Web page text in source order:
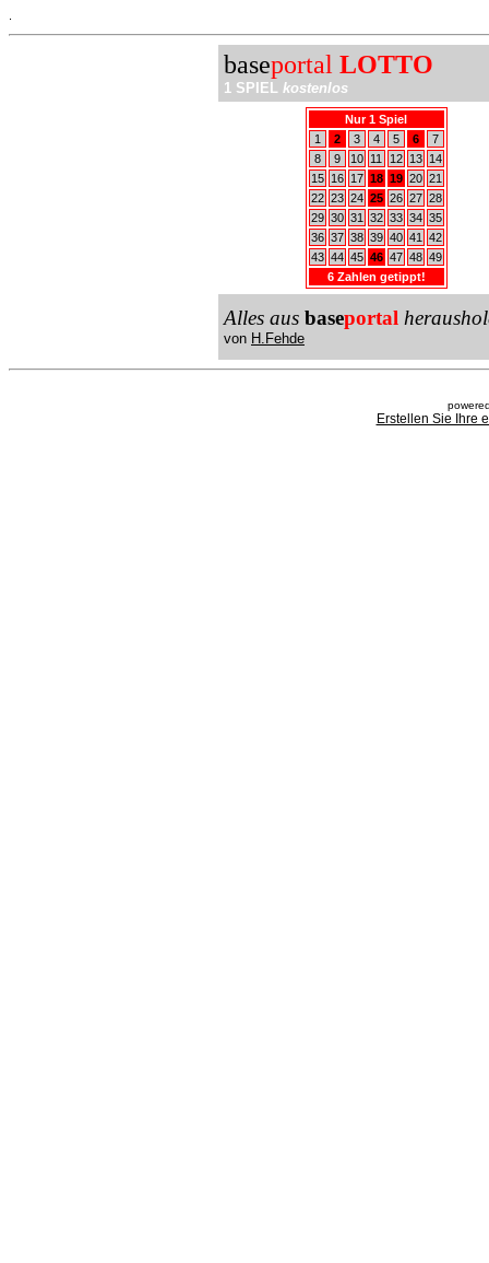
baseportal LOTTO
1 SPIEL kostenlos
Nur 1 Spiel
1
2 3 4 5 6
7
8
9 10 11 12 13
14
15
16 17 18 19 20 21
22 23 24 25 26 27 28
29 30 31 32 33 34 35
36 37 38 39 40 41
42
43 44 45 46 47 48 49
6 Zahlen getippt!
Alles aus baseportal
von H.Fehde
Erstellen Sie Ihre